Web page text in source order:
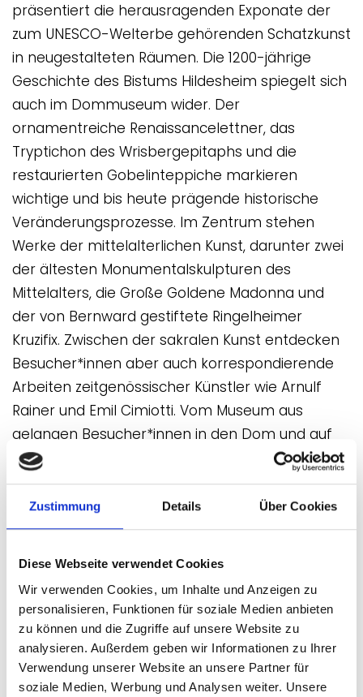
Zustimmung Details Über Cookies
Diese Webseite verwendet Cookies
Wir verwenden Cookies, um Inhalte und Anzeigen zu
personalisieren, Funktionen für soziale Medien anbieten
zu können und die Zugriffe auf unsere Website zu
analysieren. Außerdem geben wir Informationen zu Ihrer
Verwendung unserer Website an unsere Partner für
soziale Medien, Werbung und Analysen weiter. Unsere
präsentiert die herausragenden Exponate der
zum UNESCO-Welterbe gehörenden Schatzkunst
in neugestalteten Räumen. Die 1200-jährige
Geschichte des Bistums Hildesheim spiegelt sich
auch im Dommuseum wider. Der
ornamentreiche Renaissancelettner, das
Tryptichon des Wrisbergepitaphs und die
restaurierten Gobelinteppiche markieren
wichtige und bis heute prägende historische
Veränderungsprozesse. Im Zentrum stehen
Werke der mittelalterlichen Kunst, darunter zwei
der ältesten Monumentalskulpturen des
Mittelalters, die Große Goldene Madonna und
der von Bernward gestiftete Ringelheimer
Kruzifix. Zwischen der sakralen Kunst entdecken
Besucher*innen aber auch korrespondierende
Arbeiten zeitgenössischer Künstler wie Arnulf
Rainer und Emil Cimiotti. Vom Museum aus
gelangen Besucher*innen in den Dom und auf
den Annenfriedhof, wo der legendenumwobene
„1000-jährige Rosenstock“ bewundert werden
darf.
Ausstellungen